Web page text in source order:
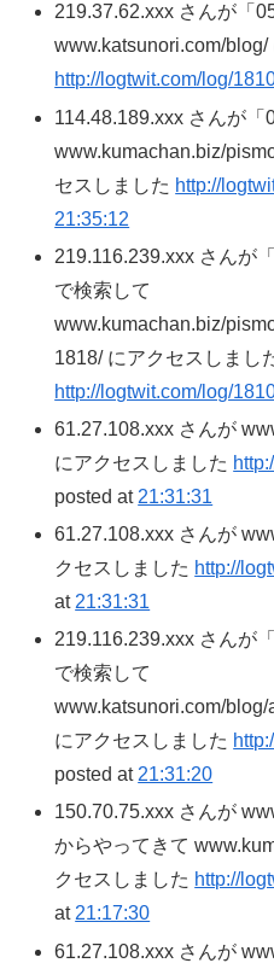
219.37.62.xxx さんが「
www.katsunori.com/
http://logtwit.com/log/
114.48.189.xxx さんが
www.kumachan.biz/
セスしました http://
21:35:12
219.116.239.xxx さんが
で検索して
www.kumachan.biz/
1818/ にアクセスしまし
http://logtwit.com/log/
61.27.108.xxx さんが
にアクセスしました
posted at 21:31:31
61.27.108.xxx さんが
クセスしました http://
at 21:31:31
219.116.239.xxx さんが
で検索して
www.katsunori.com/
にアクセスしました
posted at 21:31:20
150.70.75.xxx さんが
からやってきて
クセスしました http://
at21:17:30
61.27.108.xxx さんが